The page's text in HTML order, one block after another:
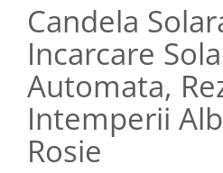
Candela
Incarcare
Automata,
Intemperii
Rosie